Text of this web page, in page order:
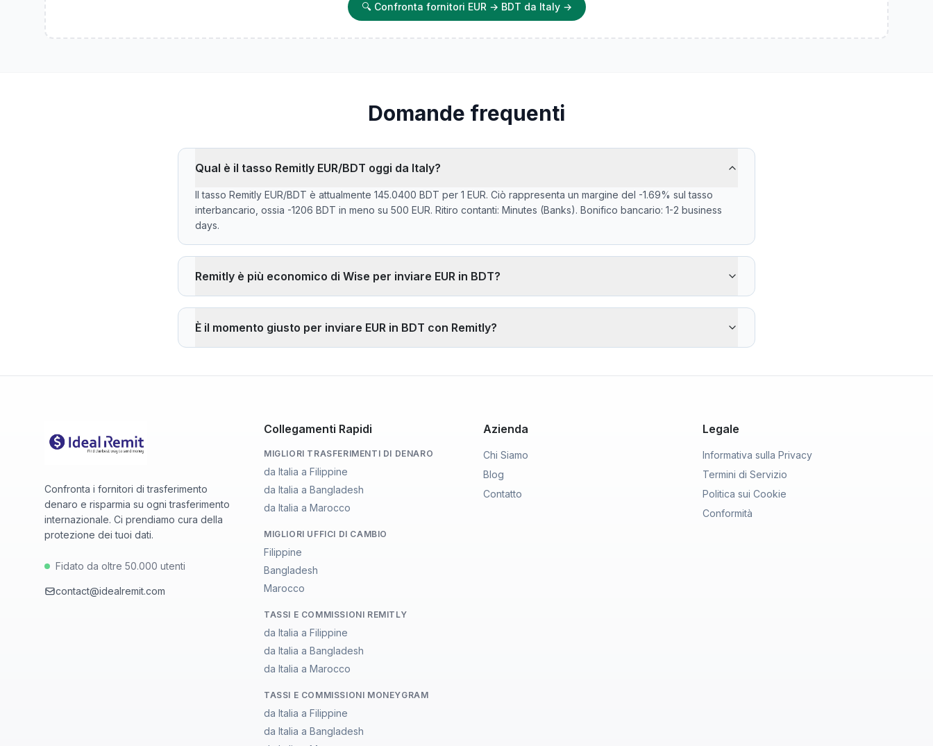
🔍 Confronta fornitori EUR → BDT da Italy→
Domande frequenti
Qual è il tasso Remitly EUR/BDT oggi da Italy?
Il tasso Remitly EUR/BDT è attualmente 145.0400 BDT per 1 EUR. Ciò rappresenta un margine del -1.69% sul tasso
interbancario, ossia -1206 BDT in meno su 500 EUR. Ritiro contanti: Minutes (Banks). Bonifico bancario: 1-2 business
days.
Remitly è più economico di Wise per inviare EUR in BDT?
in meno rispetto al tasso di riferimento. Wise applica normalmente ~0,40% (~285 BDT in meno su 500 EUR). Il
vantaggio di Remitly è il ritiro in contanti presso la rete di agenzie.
È il momento giusto per inviare EUR in BDT con Remitly?
Confronta i fornitori di trasferimento
denaro e risparmia su ogni trasferimento
internazionale. Ci prendiamo cura della
protezione dei tuoi dati.
Fidato da oltre 50.000 utenti
contact@idealremit.com
Collegamenti Rapidi
MIGLIORI TRASFERIMENTI DI DENARO
da Italia a Filippine
da Italia a Bangladesh
da Italia a Marocco
MIGLIORI UFFICI DI CAMBIO
Filippine
Bangladesh
Marocco
TASSI E COMMISSIONI REMITLY
da Italia a Filippine
da Italia a Bangladesh
da Italia a Marocco
TASSI E COMMISSIONI MONEYGRAM
da Italia a Filippine
da Italia a Bangladesh
Azienda
Chi Siamo
Blog
Contatto
Legale
Informativa sulla Privacy
Termini di Servizio
Politica sui Cookie
Conformità